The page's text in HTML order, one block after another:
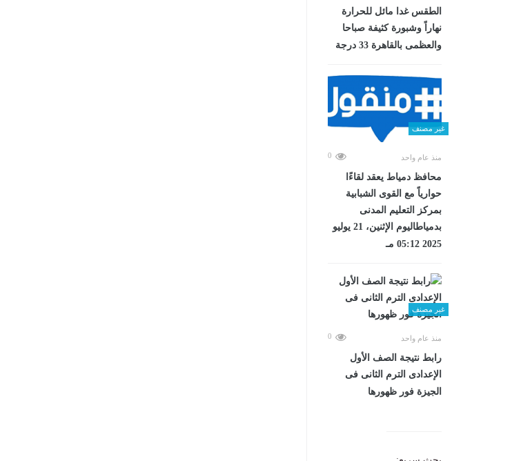
الطقس غدا مائل للحرارة
نهاراً وشبورة كثيفة صباحا
والعظمى بالقاهرة 33 درجة
غير مصنف
منذ عام واحد 0
محافظ دمياط يعقد لقاءًا
حوارياً مع القوى الشبابية
بمركز التعليم المدنى
بدمياطاليوم الإثنين، 21 يوليو
2025 05:12 مـ
غير مصنف
منذ عام واحد 0
رابط نتيجة الصف الأول
الإعدادى الترم الثانى فى
الجيزة فور ظهورها